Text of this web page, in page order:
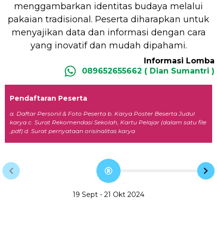
menggambarkan identitas budaya melalui
pakaian tradisional. Peserta diharapkan untuk
menyajikan data dan informasi dengan cara
yang inovatif dan mudah dipahami.
Informasi Lomba
089652655662 ( Dian Sumantri )
Pendaftaran Peserta
a. Daftar Personil & Foto Peserta b. Karya Poster Beserta Judul
karya c. Surat Rekomendasi Sekolah, Kartu Pelajar (dalam satu file
,pdf) d. Surat pernyataan orisinalitas karya
19 Sept - 21 Okt 2024